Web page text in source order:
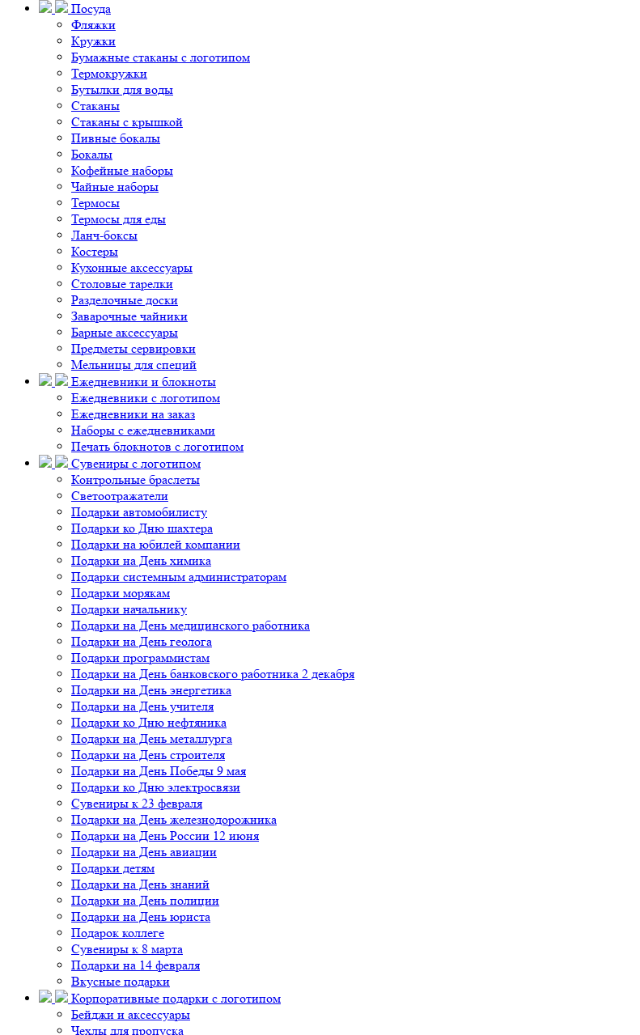
Посуда
Фляжки
Кружки
Бумажные стаканы с логотипом
Термокружки
Бутылки для воды
Стаканы
Стаканы с крышкой
Пивные бокалы
Бокалы
Кофейные наборы
Чайные наборы
Термосы
Термосы для еды
Ланч-боксы
Костеры
Кухонные аксессуары
Столовые тарелки
Разделочные доски
Заварочные чайники
Барные аксессуары
Предметы сервировки
Мельницы для специй
Ежедневники и блокноты
Ежедневники с логотипом
Ежедневники на заказ
Наборы с ежедневниками
Печать блокнотов с логотипом
Сувениры с логотипом
Контрольные браслеты
Светоотражатели
Подарки автомобилисту
Подарки ко Дню шахтера
Подарки на юбилей компании
Подарки на День химика
Подарки системным администраторам
Подарки морякам
Подарки начальнику
Подарки на День медицинского работника
Подарки на День геолога
Подарки программистам
Подарки на День банковского работника 2 декабря
Подарки на День энергетика
Подарки на День учителя
Подарки ко Дню нефтяника
Подарки на День металлурга
Подарки на День строителя
Подарки на День Победы 9 мая
Подарки ко Дню электросвязи
Сувениры к 23 февраля
Подарки на День железнодорожника
Подарки на День России 12 июня
Подарки на День авиации
Подарки детям
Подарки на День знаний
Подарки на День полиции
Подарки на День юриста
Подарок коллеге
Сувениры к 8 марта
Подарки на 14 февраля
Вкусные подарки
Корпоративные подарки с логотипом
Бейджи и аксессуары
Чехлы для пропуска